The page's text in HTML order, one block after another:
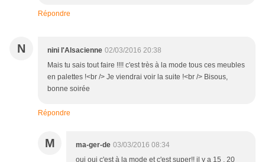
Répondre
N nini l'Alsacienne 02/03/2016 20:38
Mais tu sais tout faire !!!! c'est très à la mode tous ces meubles
en palettes !<br /> Je viendrai voir la suite !<br /> Bisous,
bonne soirée
Répondre
M ma-ger-de 03/03/2016 08:34
oui oui c'est à la mode et c'est super!! il y a 15 , 20